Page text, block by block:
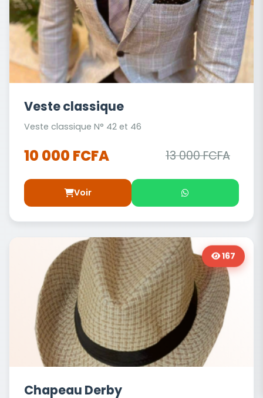
Veste classique
Veste classique N° 42 et 46
10 000 FCFA 13 000 FCFA
Voir
167
Chapeau Derby